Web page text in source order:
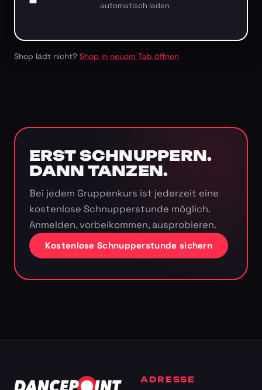
automatisch laden
Shop lädt nicht? Shop in neuem Tab öffnen
ERST SCHNUPPERN.
DANN TANZEN.
Bei jedem Gruppenkurs ist jederzeit eine
kostenlose Schnupperstunde möglich.
Anmelden, vorbeikommen, ausprobieren.
Kostenlose Schnupperstunde sichern
ADRESSE